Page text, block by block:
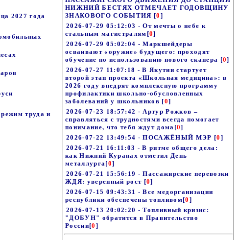
2027 года
труда и
НИЖНИЙ БЕСТЯХ ОТМЕЧАЕТ ГОДОВЩИНУ
ЗНАКОВОГО СОБЫТИЯ [0 ]
2026-07-29 05:12:03 - От мечты о небе к
стальным магистралям [0]
2026-07-29 05:02:04 - Маркшейдеры
осваивают «оружие» будущего: проходят
обучение по использованию нового сканера [0]
2026-07-27 11:07:18 - В Якутии стартует
второй этап проекта «Школьная медицина»: в
2026 году внедрят комплексную программу
профилактики школьно-обусловленных
заболеваний у школьников [0]
2026-07-23 18:57:42 - Артур Рожков –
справляться с трудностями всегда помогает
понимание, что тебя ждут дома [0]
2026-07-22 13:49:54 - ПОСАЖЁНЫЙ МЭР [0 ]
2026-07-21 16:11:03 - В ритме общего дела:
как Нижний Куранах отметил День
металлурга[0]
2026-07-21 15:56:19 - Пассажирские перевозки
ЖДЯ: уверенный рост [0]
2026-07-15 09:43:31 - Все медорганизации
республики обеспечены топливом[0 ]
2026-07-13 20:02:20 - Топливный кризис:
"ДОБУН" обратится в Правительство
России[0 ]